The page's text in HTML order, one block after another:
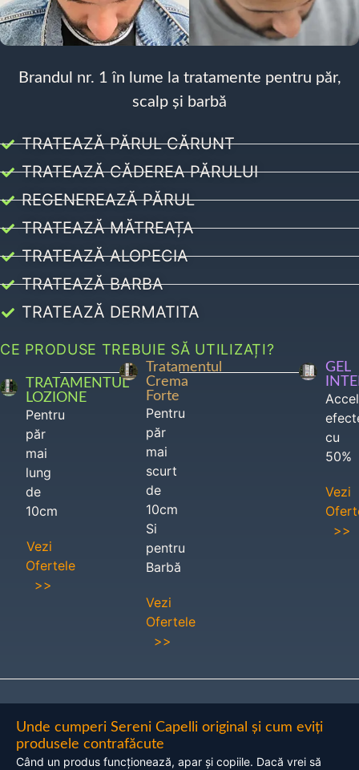
Brandul nr. 1 în lume la tratamente pentru păr,
scalp și barbă
TRATEAZĂ PĂRUL CĂRUNT
TRATEAZĂ CĂDEREA PĂRULUI
REGENEREAZĂ PĂRUL
TRATEAZĂ MĂTREAȚA
TRATEAZĂ ALOPECIA
TRATEAZĂ BARBA
TRATEAZĂ DERMATITA
CE PRODUSE TREBUIE SĂ UTILIZAȚI?
TRATAMENTUL
LOZIONE
Pentru
păr
mai
lung
de
10cm
Vezi
Ofertele
>>
Tratamentul
Crema
Forte
Pentru
păr
mai
scurt
de
10cm
Si
pentru
Barbă
Vezi
Ofertele
>>
GEL
cu
50%
Vezi
>>
Unde cumperi Sereni Capelli original și cum eviți
produsele contrafăcute
Când un produs funcționează, apar și copiile. Dacă vrei să